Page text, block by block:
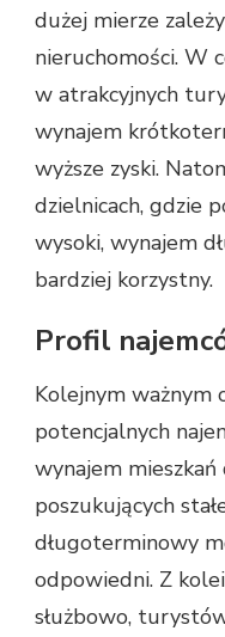
dużej mierze
nieruchomości. W
w atrakcyjnych
wynajem
wyższe zyski.
dzielnicach, gdzie
wysoki, wynajem
bardziej korzystny.
Profil
Kolejnym ważnym
potencjalnych
wynajem
poszukujących
długoterminowy
odpowiedni. Z
służbowo,